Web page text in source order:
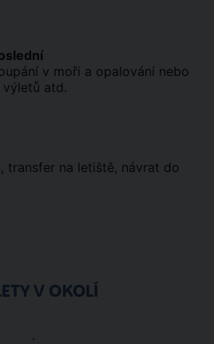
v moři a opalování nebo
atd.
transfer na letiště, návrat do
V OKOLÍ
.